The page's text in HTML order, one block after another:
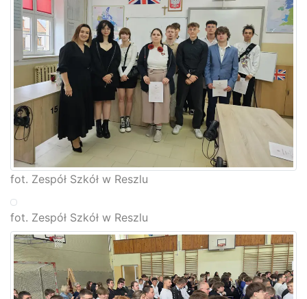
fot. Zespół Szkół w Reszlu
fot. Zespół Szkół w Reszlu